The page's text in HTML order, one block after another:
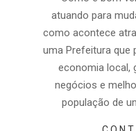
atuando para
como acontece
uma Prefeitura que
economia local,
negócios e
população de